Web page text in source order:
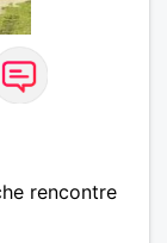
rencontre